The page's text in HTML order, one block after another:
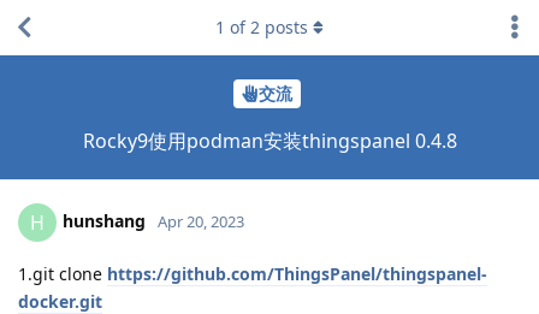
交流
Rocky9使用podman安装thingspanel 0.4.8
1 of2 posts
H hunshang Apr 20, 2023
1.git clone https://github.com/ThingsPanel/thingspanel-
docker.git